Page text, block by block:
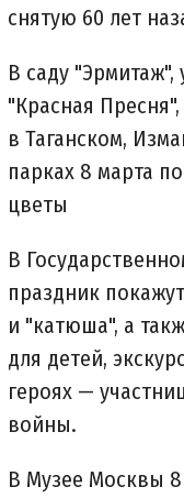
снятую 60 лет
В саду
"Красная
в Таганском,
парках 8 марта
цветы
В
праздник
и "катюша", а
для детей,
героях —
войны.
В Музее Москвы 8